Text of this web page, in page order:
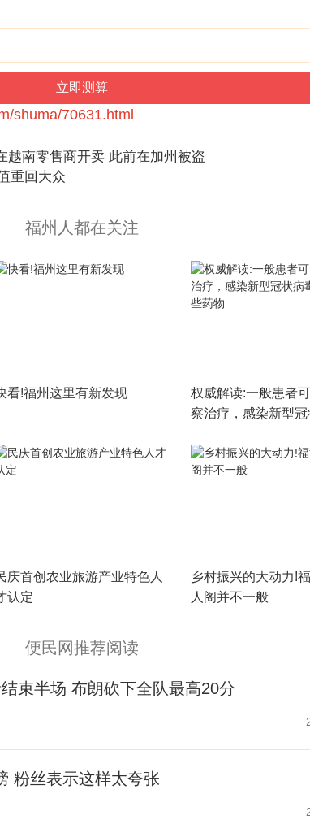
shuma/70631.html
越南零售商开卖 此前在加州被盗
重回大众
福州人都在关注
看!福州这里有新发现
权威解读:一般患者
察治疗，感染新型
庆首创农业旅游产业特色人
认定
乡村振兴的大动力!
人阁并不一般
便民网推荐阅读
束半场 布朗砍下全队最高20分
粉丝表示这样太夸张